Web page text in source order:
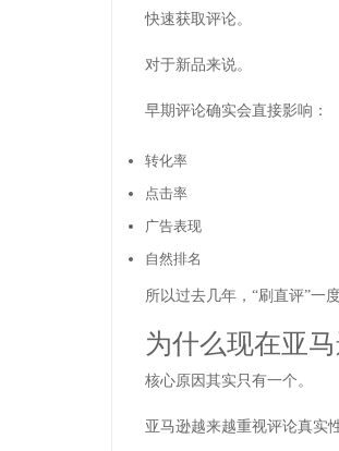
快速获取评论。
对于新品来说。
早期评论确实会直接影响：
转化率
点击率
广告表现
自然排名
所以过去几年，“刷直评”一
为什么现在亚
核心原因其实只有一个。
亚马逊越来越重视评论真实性